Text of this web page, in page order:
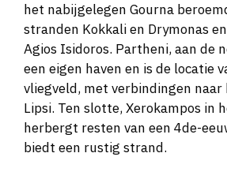
het nabijgelegen Gourna
stranden Kokkali en Drymonas
Agios Isidoros. Partheni, aan de
een eigen haven en is de locatie
vliegveld, met verbindingen
Lipsi. Ten slotte, Xerokampos in
herbergt resten van een 4de-
biedt een rustig strand.